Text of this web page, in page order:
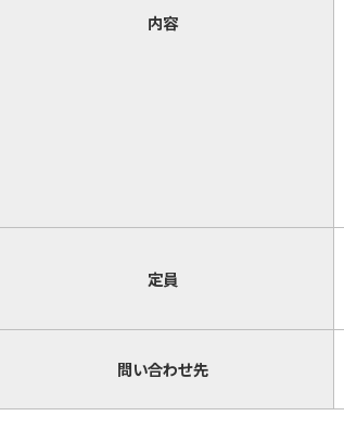
内容
定員
問い合わせ先